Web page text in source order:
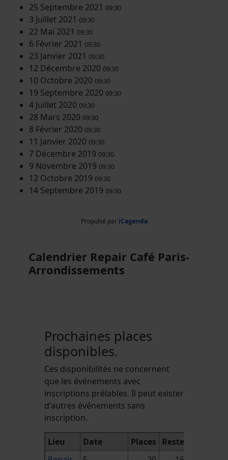
25 Septembre 2021 09:30
3 Juillet 2021 09:30
22 Mai 2021 09:30
6 Février 2021 09:30
23 Janvier 2021 09:30
12 Décembre 2020 09:30
10 Octobre 2020 09:30
19 Septembre 2020 09:30
4 Juillet 2020 09:30
28 Mars 2020 09:30
8 Février 2020 09:30
11 Janvier 2020 09:30
7 Décembre 2019 09:30
9 Novembre 2019 09:30
12 Octobre 2019 09:30
14 Septembre 2019 09:30
Propulsé par iCagenda
Calendrier Repair Café Paris-
Arrondissements
Prochaines places
disponibles.
Ces disponibilités ne concernent
que les événements avec
inscriptions prélables. Il peut exister
d'autres événements sans
inscription.
Lieu Date Places Reste